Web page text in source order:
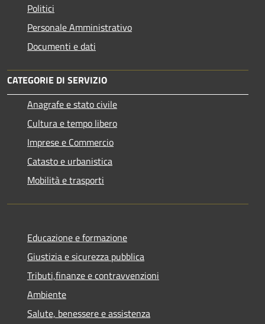
Politici
Personale Amministrativo
Documenti e dati
CATEGORIE DI SERVIZIO
Anagrafe e stato civile
Cultura e tempo libero
Imprese e Commercio
Catasto e urbanistica
Mobilità e trasporti
Educazione e formazione
Giustizia e sicurezza pubblica
Tributi,finanze e contravvenzioni
Ambiente
Salute, benessere e assistenza